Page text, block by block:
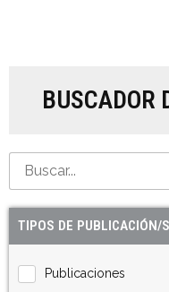
BUSCADOR
TIPOS DE PUBLICACIÓN/
Publicaciones